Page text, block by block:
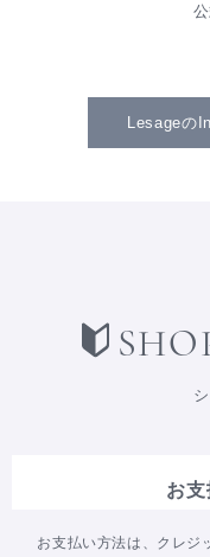
Lesageの
お
お支払い方法は、クレジ